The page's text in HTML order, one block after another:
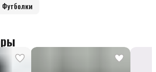
Футболки